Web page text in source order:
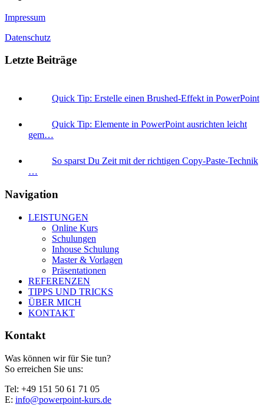
Impressum
Datenschutz
Letzte Beiträge
Quick Tip: Erstelle einen Brushed-Effekt in PowerPoint
Quick Tip: Elemente in PowerPoint ausrichten leicht
gem…
So sparst Du Zeit mit der richtigen Copy-Paste-Technik
…
Navigation
LEISTUNGEN
Online Kurs
Schulungen
Inhouse Schulung
Master & Vorlagen
Präsentationen
REFERENZEN
TIPPS UND TRICKS
ÜBER MICH
KONTAKT
Kontakt
Was können wir für Sie tun?
So erreichen Sie uns:
Tel: +49 151 50 61 71 05
E: info@powerpoint-kurs.de